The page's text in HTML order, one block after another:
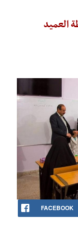
العميد
FACEBOOK